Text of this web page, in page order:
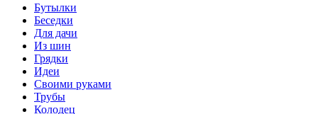
Бутылки
Беседки
Для дачи
Из шин
Грядки
Идеи
Своими руками
Трубы
Колодец